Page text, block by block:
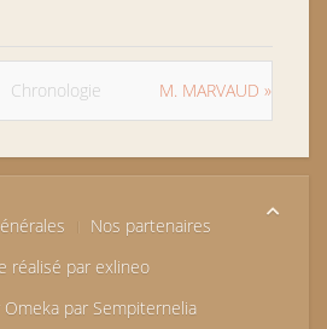
Chronologie M. MARVAUD »
Nos partenaires
réalisé par exlineo
par Sempiternelia